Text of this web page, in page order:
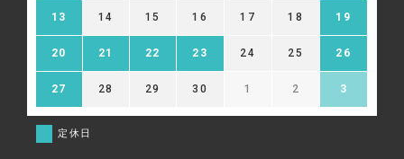
13 14 15 16 17 18 19
20 21 22 23 24 25 26
27 28 29 30 1 2 3
定休日